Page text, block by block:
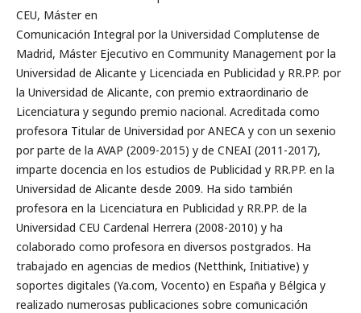
CEU, Máster en
Comunicación Integral por la Universidad Complutense de
Madrid, Máster Ejecutivo en Community Management por la
Universidad de Alicante y Licenciada en Publicidad y RR.PP. por
la Universidad de Alicante, con premio extraordinario de
Licenciatura y segundo premio nacional. Acreditada como
profesora Titular de Universidad por ANECA y con un sexenio
por parte de la AVAP (2009-2015) y de CNEAI (2011-2017),
imparte docencia en los estudios de Publicidad y RR.PP. en la
Universidad de Alicante desde 2009. Ha sido también
profesora en la Licenciatura en Publicidad y RR.PP. de la
Universidad CEU Cardenal Herrera (2008-2010) y ha
colaborado como profesora en diversos postgrados. Ha
trabajado en agencias de medios (Netthink, Initiative) y
soportes digitales (Ya.com, Vocento) en España y Bélgica y
realizado numerosas publicaciones sobre comunicación